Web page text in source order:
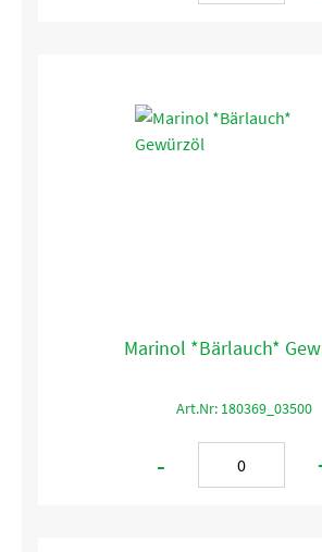
Marinol *Bärlauch*
Art.Nr: 180369_03500
-